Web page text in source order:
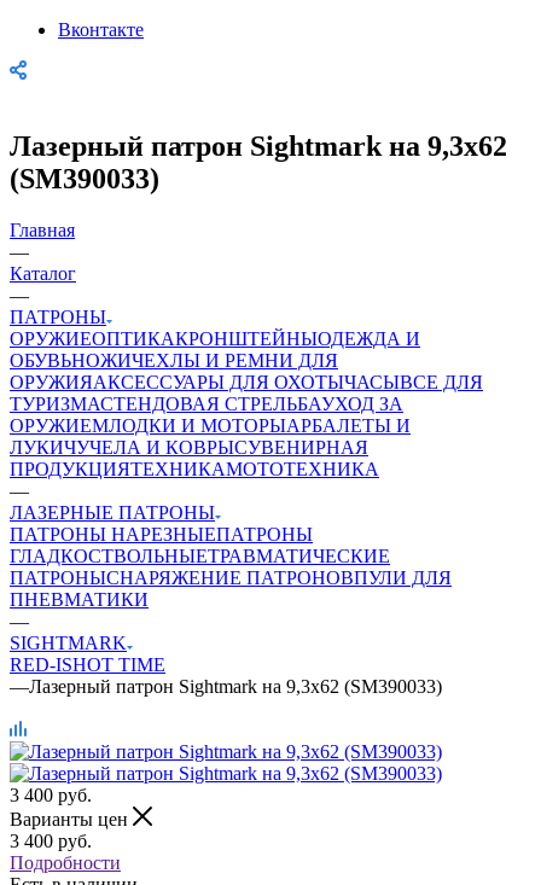
Вконтакте
Лазерный патрон Sightmark на 9,3х62
(SM390033)
Главная
—
Каталог
—
ПАТРОНЫ
ОРУЖИЕОПТИКАКРОНШТЕЙНЫОДЕЖДА И
ОБУВЬНОЖИЧЕХЛЫ И РЕМНИ ДЛЯ
ОРУЖИЯАКСЕССУАРЫ ДЛЯ ОХОТЫЧАСЫВСЕ ДЛЯ
ТУРИЗМАСТЕНДОВАЯ СТРЕЛЬБАУХОД ЗА
ОРУЖИЕМЛОДКИ И МОТОРЫАРБАЛЕТЫ И
ЛУКИЧУЧЕЛА И КОВРЫСУВЕНИРНАЯ
ПРОДУКЦИЯТЕХНИКАМОТОТЕХНИКА
—
ЛАЗЕРНЫЕ ПАТРОНЫ
ПАТРОНЫ НАРЕЗНЫЕПАТРОНЫ
ГЛАДКОСТВОЛЬНЫЕТРАВМАТИЧЕСКИЕ
ПАТРОНЫСНАРЯЖЕНИЕ ПАТРОНОВПУЛИ ДЛЯ
ПНЕВМАТИКИ
—
SIGHTMARK
RED-ISHOT TIME
—Лазерный патрон Sightmark на 9,3х62 (SM390033)
3 400 руб.
Варианты цен
3 400 руб.
Подробности